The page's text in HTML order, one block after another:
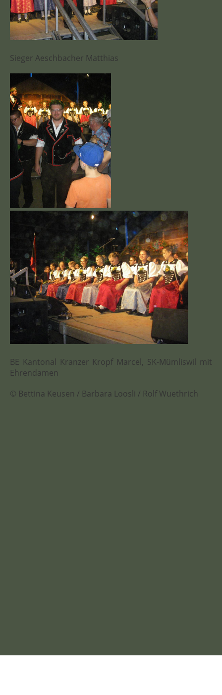
Sieger Aeschbacher Matthias
BE Kantonal Kranzer Kropf Marcel, SK-Mümliswil mit
Ehrendamen
© Bettina Keusen / Barbara Loosli / Rolf Wuethrich